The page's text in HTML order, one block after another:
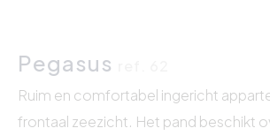
Pegasus
Ruim en comfortabel ingericht
frontaal zeezicht. Het pand beschikt